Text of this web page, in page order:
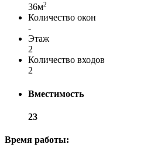
36м2
Количество окон
-
Этаж
2
Количество входов
2
Вместимость
23
Время работы: